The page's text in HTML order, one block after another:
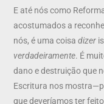
E até nós como
acostumados a
nós, é uma coisadizer
verdadeiramente. É
dano e destruição que
Escritura nos
que deveríamos ter